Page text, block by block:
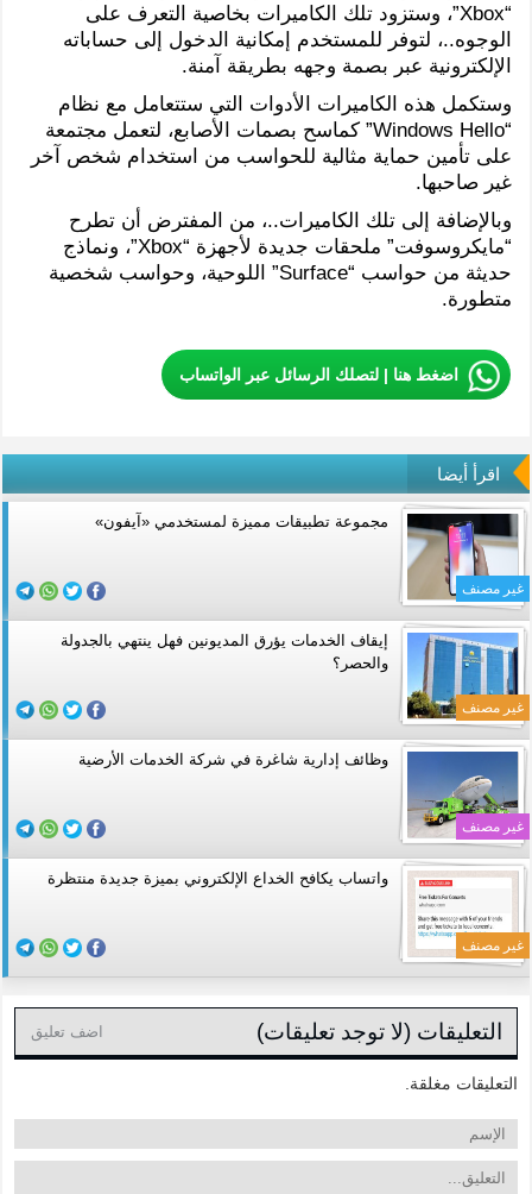
“Xbox”، وستزود تلك الكاميرات بخاصية التعرف على
الوجوه..، لتوفر للمستخدم إمكانية الدخول إلى حساباته
الإلكترونية عبر بصمة وجهه بطريقة آمنة.
وستكمل هذه الكاميرات الأدوات التي ستتعامل مع نظام
“Windows Hello” كماسح بصمات الأصابع، لتعمل مجتمعة
على تأمين حماية مثالية للحواسب من استخدام شخص آخر
غير صاحبها.
وبالإضافة إلى تلك الكاميرات..، من المفترض أن تطرح
“مايكروسوفت” ملحقات جديدة لأجهزة “Xbox”، ونماذج
حديثة من حواسب “Surface” اللوحية، وحواسب شخصية
متطورة.
اضغط هنا | لتصلك الرسائل عبر الواتساب
اقرأ أيضا
غير مصنف
مجموعة تطبيقات مميزة لمستخدمي «آيفون»
غير مصنف
إيقاف الخدمات يؤرق المديونين فهل ينتهي بالجدولة
والحصر؟
غير مصنف
وظائف إدارية شاغرة في شركة الخدمات الأرضية
غير مصنف
واتساب يكافح الخداع الإلكتروني بميزة جديدة منتظرة
التعليقات (لا توجد تعليقات) اضف تعليق
التعليقات مغلقة.